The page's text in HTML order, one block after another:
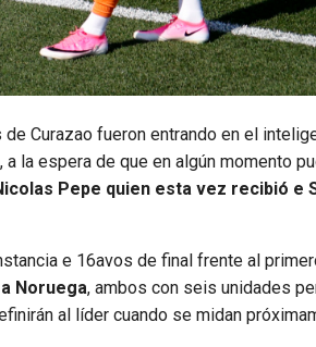
Curazao fueron entrando en el
la espera de que en algún momento
Pepe quien esta vez recibió e
e 16avos de final frente al
Noruega, ambos con seis unidades
al líder cuando se midan